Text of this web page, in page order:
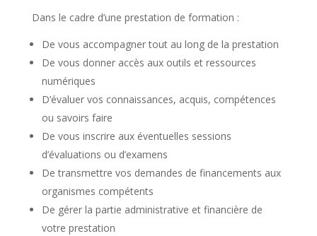
Dans le cadre d’une prestation de formation :
De vous accompagner tout au long de la prestation
De vous donner accès aux outils et ressources
numériques
D’évaluer vos connaissances, acquis, compétences
ou savoirs faire
De vous inscrire aux éventuelles sessions
d’évaluations ou d’examens
De transmettre vos demandes de financements aux
organismes compétents
De gérer la partie administrative et financière de
votre prestation